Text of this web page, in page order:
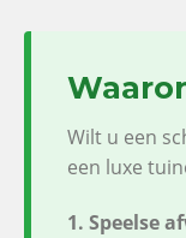
Wilt u een
een luxe
1. Speelse